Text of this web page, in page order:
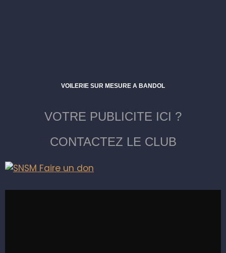
VOILERIE SUR MESURE A BANDOL
VOTRE PUBLICITE ICI ?
CONTACTEZ LE CLUB